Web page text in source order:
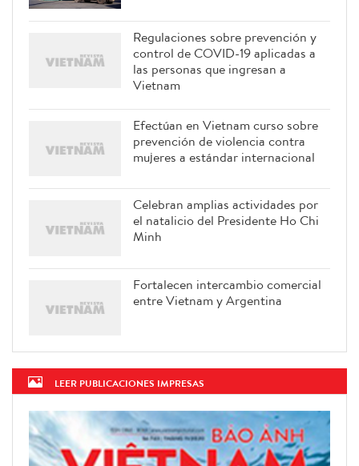
Regulaciones sobre prevención y
control de COVID-19 aplicadas a
las personas que ingresan a
Vietnam
Efectúan en Vietnam curso sobre
prevención de violencia contra
mujeres a estándar internacional
Celebran amplias actividades por
el natalicio del Presidente Ho Chi
Minh
Fortalecen intercambio comercial
entre Vietnam y Argentina
LEER PUBLICACIONES IMPRESAS